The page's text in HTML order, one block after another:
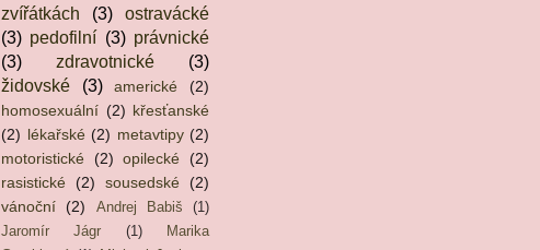
zvířátkách
(3)
ostravácké
(3) pedofilní (3) právnické
(3)
zdravotnické
(3)
židovské
(3) americké
(2)
homosexuální (2) křesťanské
(2) lékařské (2) metavtipy (2)
motoristické
(2) opilecké
(2)
rasistické
(2) sousedské
(2)
vánoční
(2) Andrej Babiš
(1)
Jaromír Jágr
(1)
Marika